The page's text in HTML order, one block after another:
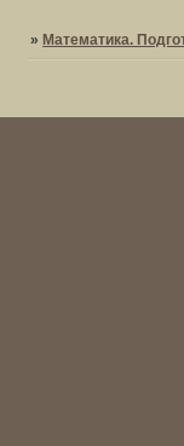
» Математика.